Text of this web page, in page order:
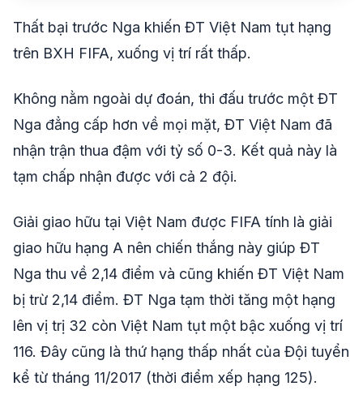
Thất bại trước Nga khiến ĐT Việt Nam tụt hạng
trên BXH FIFA, xuống vị trí rất thấp.
Không nằm ngoài dự đoán, thi đấu trước một ĐT
Nga đẳng cấp hơn về mọi mặt, ĐT Việt Nam đã
nhận trận thua đậm với tỷ số 0-3. Kết quả này là
tạm chấp nhận được với cả 2 đội.
Giải giao hữu tại Việt Nam được FIFA tính là giải
giao hữu hạng A nên chiến thắng này giúp ĐT
Nga thu về 2,14 điểm và cũng khiến ĐT Việt Nam
bị trừ 2,14 điểm. ĐT Nga tạm thời tăng một hạng
lên vị trị 32 còn Việt Nam tụt một bậc xuống vị trí
116. Đây cũng là thứ hạng thấp nhất của Đội tuyển
kể từ tháng 11/2017 (thời điểm xếp hạng 125).